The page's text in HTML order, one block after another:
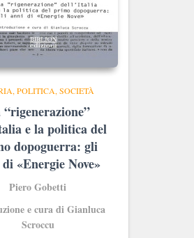
POLITICA, SOCIETÀ
e la politica del
dopoguerra: gli
«Energie Nove»
Piero Gobetti
e cura di Gianluca
Scroccu